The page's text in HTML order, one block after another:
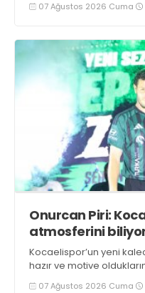
07 Ağustos 2026 Cuma
Onurcan Piri:
atmosferini
Kocaelispor’un yeni
hazır ve motive
07 Ağustos 2026 Cuma